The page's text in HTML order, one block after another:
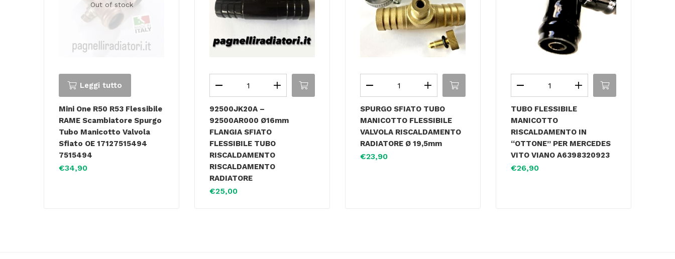
Out of stock
Leggi tutto
Mini One R50 R53 Flessibile
RAME Scambiatore Spurgo
Tubo Manicotto Valvola
Sfiato OE 17127515494
7515494
€34,90
92500JK20A –
92500AR000 Ø16mm
FLANGIA SFIATO
FLESSIBILE TUBO
RISCALDAMENTO
RISCALDAMENTO
RADIATORE
€25,00
SPURGO SFIATO TUBO
MANICOTTO FLESSIBILE
VALVOLA RISCALDAMENTO
RADIATORE Ø 19,5mm
€23,90
TUBO FLESSIBILE
MANICOTTO
RISCALDAMENTO IN
“OTTONE” PER MERCEDES
VITO VIANO A6398320923
€26,90